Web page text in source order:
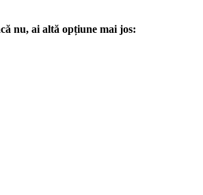
nu, ai altă opțiune mai jos: